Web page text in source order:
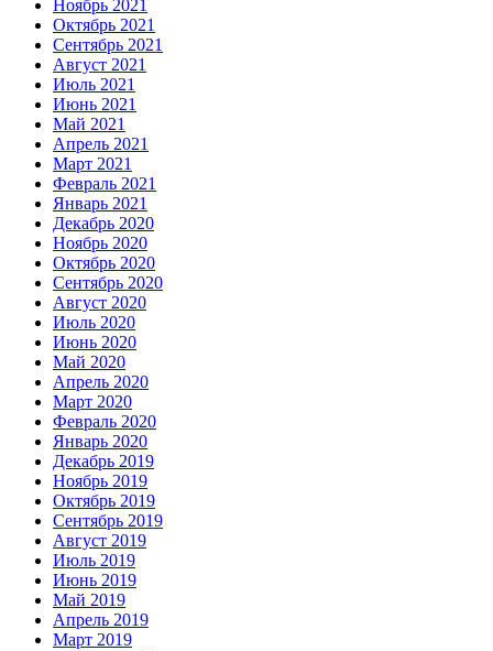
Ноябрь 2021
Октябрь 2021
Сентябрь 2021
Август 2021
Июль 2021
Июнь 2021
Май 2021
Апрель 2021
Март 2021
Февраль 2021
Январь 2021
Декабрь 2020
Ноябрь 2020
Октябрь 2020
Сентябрь 2020
Август 2020
Июль 2020
Июнь 2020
Май 2020
Апрель 2020
Март 2020
Февраль 2020
Январь 2020
Декабрь 2019
Ноябрь 2019
Октябрь 2019
Сентябрь 2019
Август 2019
Июль 2019
Июнь 2019
Май 2019
Апрель 2019
Март 2019